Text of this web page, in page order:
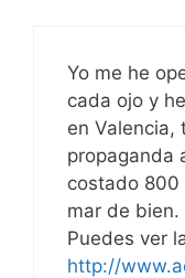
Yo me he
cada ojo y
en Valencia,
propaganda
costado 800
mar de bien.
Puedes ver
http://